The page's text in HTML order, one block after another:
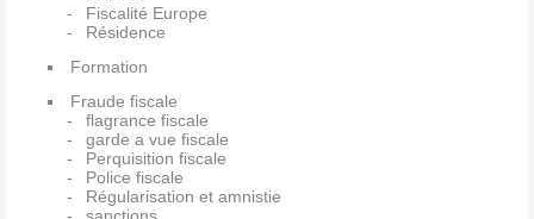
Fiscalité Europe
Résidence
Formation
Fraude fiscale
flagrance fiscale
garde a vue fiscale
Perquisition fiscale
Police fiscale
Régularisation et amnistie